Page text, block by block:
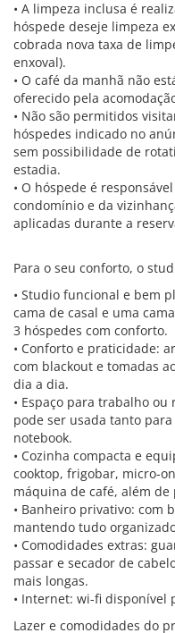
• A limpeza inclusa é
hóspede deseje limpeza
cobrada nova taxa de
enxoval).
• O café da manhã não
oferecido pela
• Não são permitidos
hóspedes indicado no
sem possibilidade de
estadia.
• O hóspede é
condomínio e da
aplicadas durante a
Para o seu conforto, o
• Studio funcional e bem
cama de casal e uma
3 hóspedes com conforto.
• Conforto e praticidade:
com blackout e tomadas
dia a dia.
• Espaço para trabalho
pode ser usada tanto
notebook.
• Cozinha compacta e
cooktop, frigobar, micro-
máquina de café, além
• Banheiro privativo: com
mantendo tudo
• Comodidades extras:
passar e secador de
mais longas.
• Internet: wi-fi disponível
Lazer e comodidades do